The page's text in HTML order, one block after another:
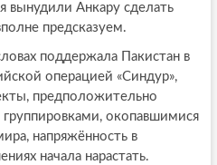
вынудили Анкару сделать
предсказуем.
поддержала Пакистан в
операцией «Синдур»,
предположительно
окопавшимися
напряжённость в
начала нарастать.